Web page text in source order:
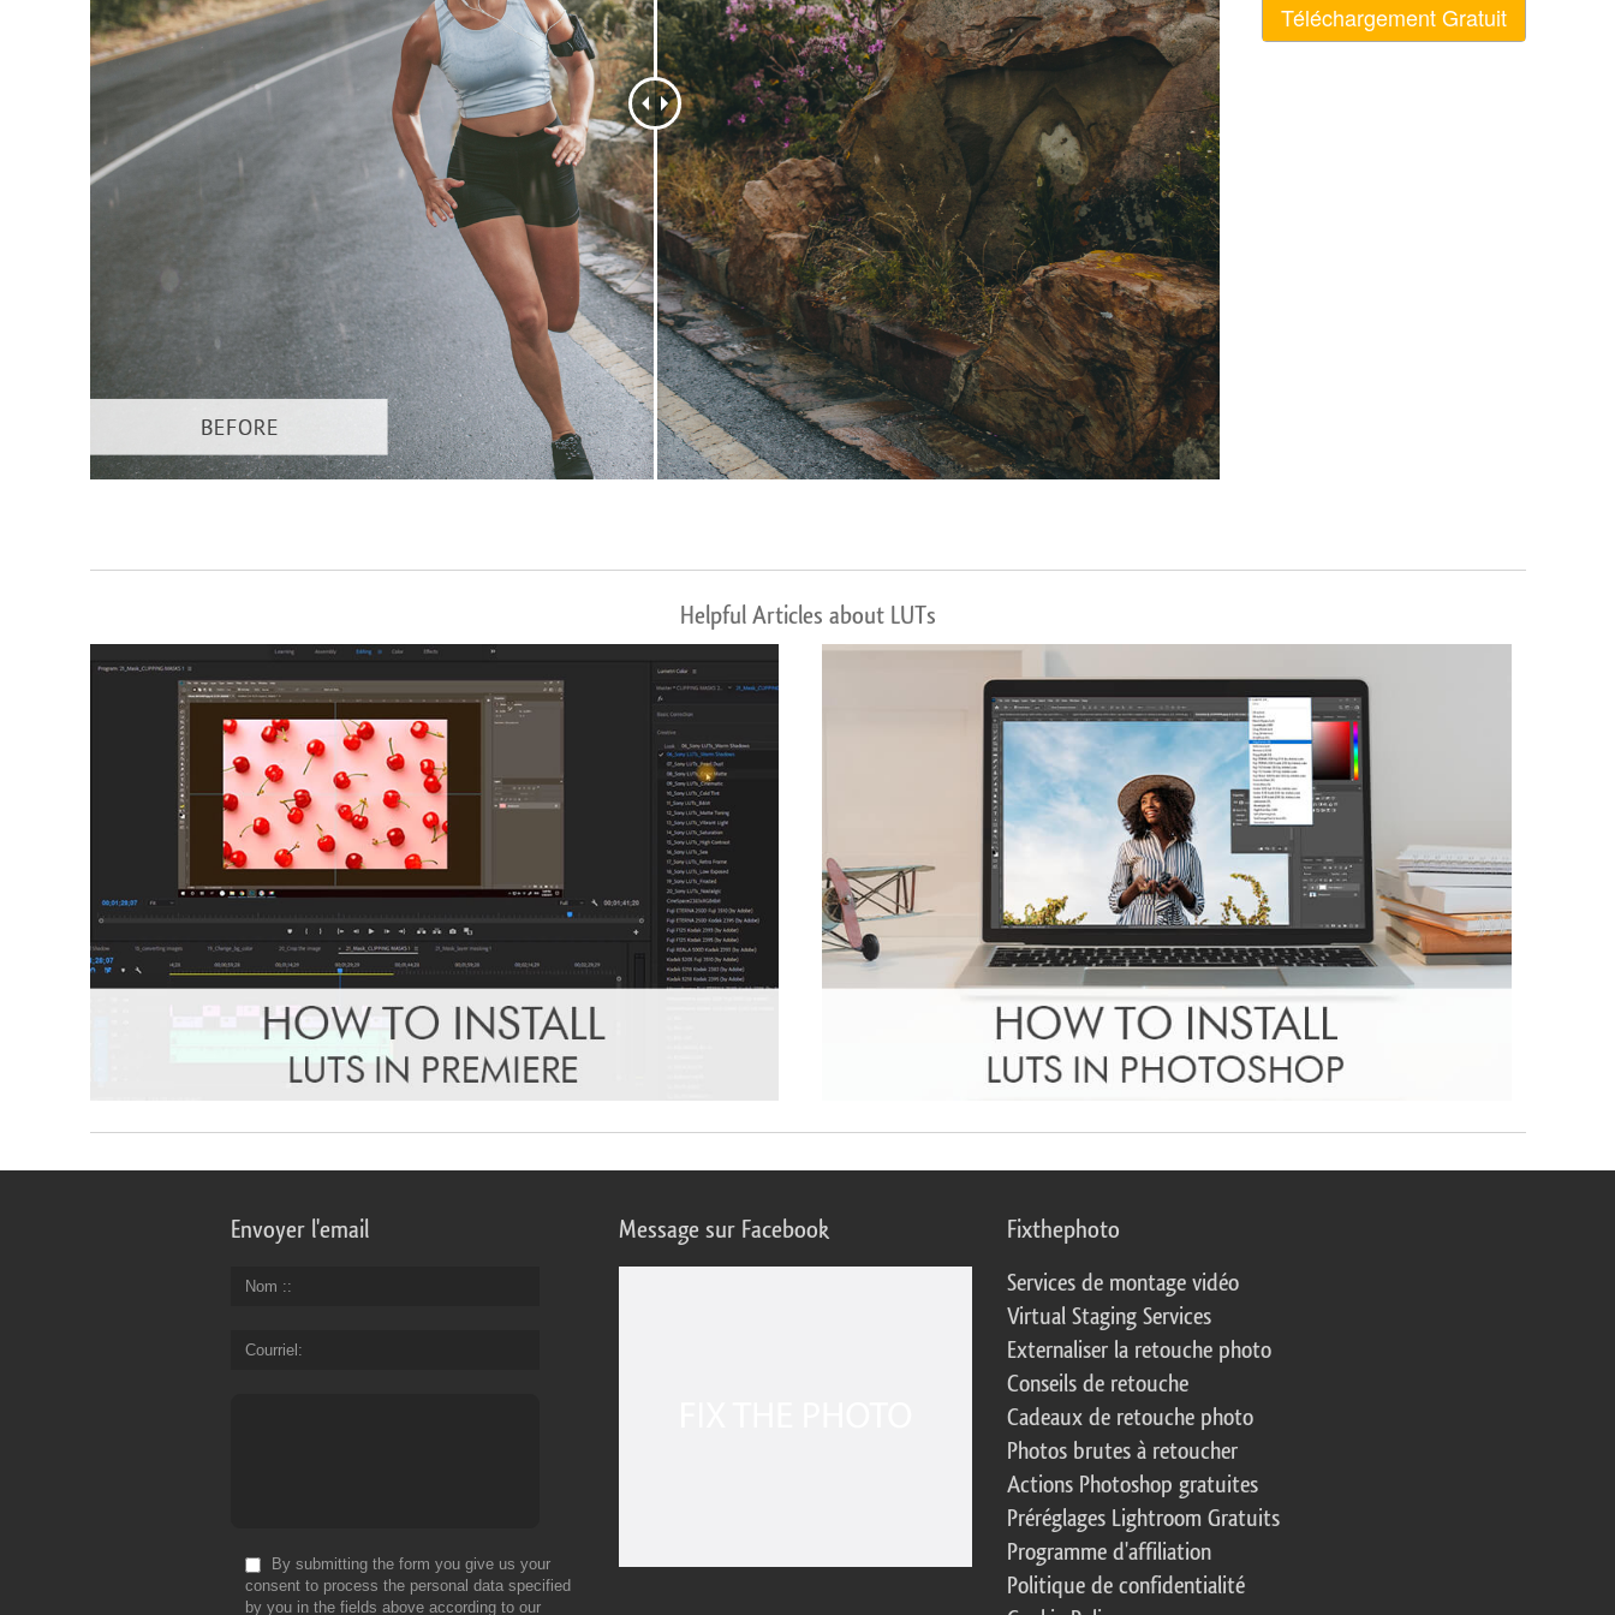
Services de retouche de produits Services de retouche de bijoux Données d'Entraînement IA Video Editing ServicesTéléchargement Gratuit
Helpful Articles about LUTs
Envoyer l'email
Nom :
Courriel
By submitting the form you give us your
consent to process the personal data specified
by you in the fields above according to our
Message sur Facebook Fixthephoto
Services de montage vidéo
Virtual Staging Services
Externaliser la retouche photo
Conseils de retouche
Cadeaux de retouche photo
Photos brutes à retoucher
Actions Photoshop gratuites
Préréglages Lightroom Gratuits
Programme d'affiliation
Politique de confidentialité